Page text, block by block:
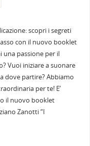
scopri i segreti
con il nuovo booklet
passione per il
Vuoi iniziare a suonare
dove partire? Abbiamo
per te! E’
il nuovo booklet
Zanotti “I